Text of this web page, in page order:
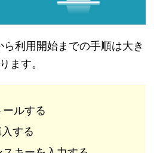
利用開始までの手順は大き
ます。
ルする
する